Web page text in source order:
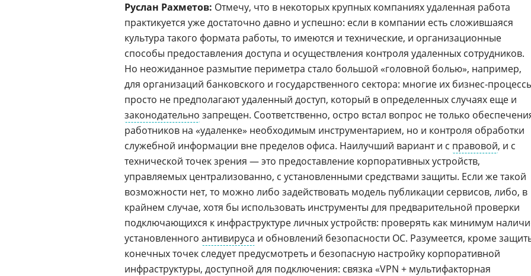
Руслан Рахметов: Отмечу, что в некоторых крупных компаниях удаленная работа
практикуется уже достаточно давно и успешно: если в компании есть сложившаяся
культура такого формата работы, то имеются и технические, и организационные
способы предоставления доступа и осуществления контроля удаленных сотрудников.
Но неожиданное размытие периметра стало большой «головной болью», например,
для организаций банковского и государственного сектора: многие их бизнес-
просто не предполагают удаленный доступ, который в определенных случаях еще и
законодательно запрещен. Соответственно, остро встал вопрос не только
работников на «удаленке» необходимым инструментарием, но и контроля обработки
служебной информации вне пределов офиса. Наилучший вариант и с правовой, и с
технической точек зрения — это предоставление корпоративных устройств,
управляемых централизованно, с установленными средствами защиты. Если же такой
возможности нет, то можно либо задействовать модель публикации сервисов, либо, в
крайнем случае, хотя бы использовать инструменты для предварительной проверки
подключающихся к инфраструктуре личных устройств: проверять как минимум
установленного антивируса и обновлений безопасности ОС. Разумеется, кроме
конечных точек следует предусмотреть и безопасную настройку корпоративной
инфраструктуры, доступной для подключения: связка «VPN + мультифакторная